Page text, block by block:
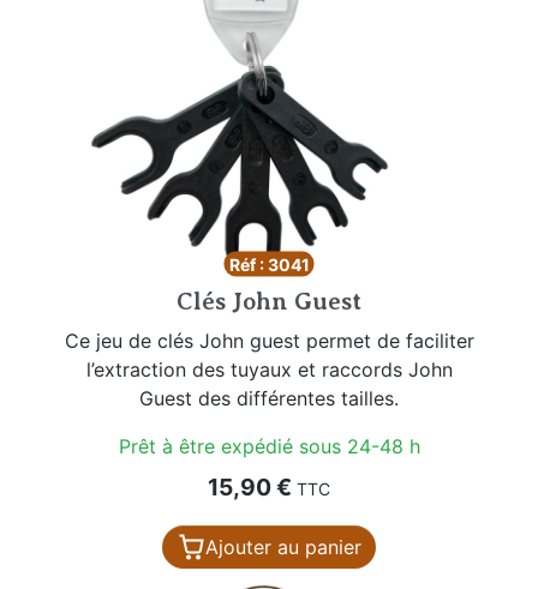
Réf : 3041
Clés John Guest
Ce jeu de clés John guest permet de faciliter
l’extraction des tuyaux et raccords John
Guest des différentes tailles.
Prêt à être expédié sous 24-48 h
Prix
15,90 € TTC
Ajouter au panier